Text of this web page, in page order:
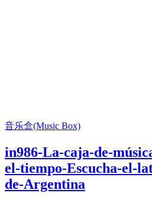
音乐盒(Music Box)
in986-La-caja-de-
el-tiempo-Escucha-el-
de-Argentina